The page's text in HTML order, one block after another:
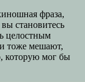
фраза,
становитесь
целостным
тоже мешают,
которую мог бы